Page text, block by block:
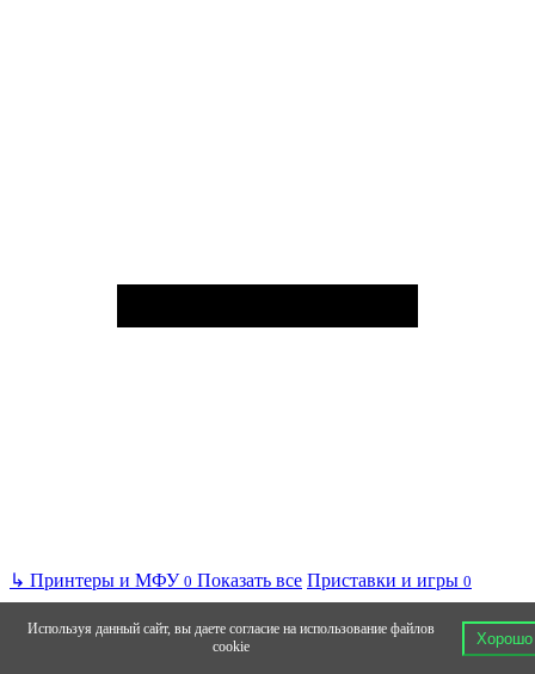
↳ Принтеры и МФУ 0 Показать все Приставки и игры 0
Используя данный сайт, вы даете согласие на использование файлов
cookie
Хорошо